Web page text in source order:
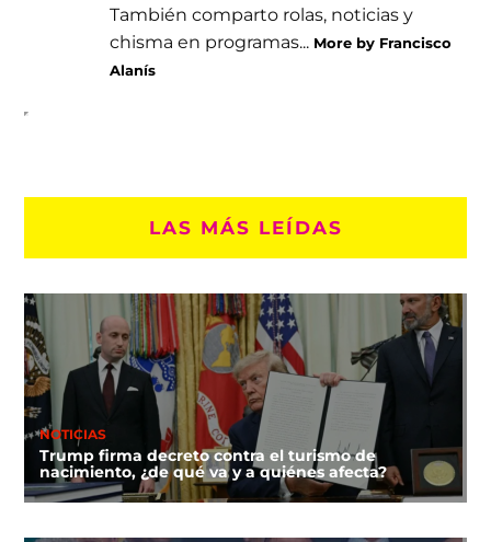
También comparto rolas, noticias y
chisma en programas... More by Francisco
Alanís
LAS MÁS LEÍDAS
NOTICIAS
Trump firma decreto contra el turismo de
nacimiento, ¿de qué va y a quiénes afecta?